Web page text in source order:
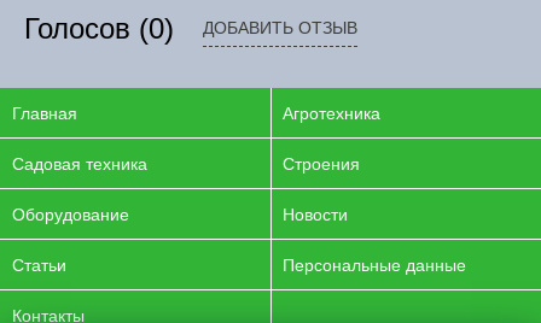
Голосов (0) ДОБАВИТЬ ОТЗЫВ
Главная Агротехника
Садовая техника Строения
Оборудование Новости
Статьи Персональные данные
Контакты